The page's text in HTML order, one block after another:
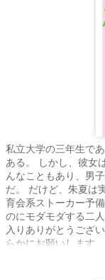
――Rinさん。俺、ず
い。凛子さんは？
と塩対応だった部下
し、イケボ配信者で
私立大学の三年生で
ある。 しかし、彼女
んなこともあり、男
だ。 だけど、朱夏
育会系ストーカー予
のにモダモダする二
入りありがとうご
らかにお願いします
→ムーンライトノベ